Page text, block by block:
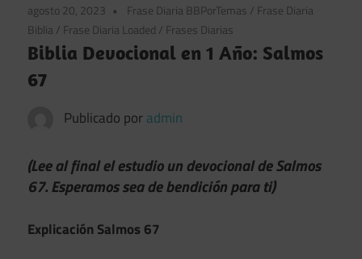
agosto 20, 2023 Frase Diaria BBPorTemas / Frase Diaria
Biblia / Frase Diaria Loaded / Frases Diarias
Biblia Devocional en 1 Año: Salmos
67
Publicado por admin
(Lee al final el estudio un devocional de Salmos
67.Esperamos sea de bendición para ti)
Explicación Salmos 67